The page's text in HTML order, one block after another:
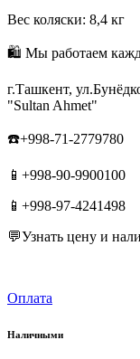
Вес коляски: 8,4 кг
🛍 Мы работаем
г.Ташкент,
"Sultan Ahmet"
☎️+998-71-2779780
📱+998-90-9900100
📱+998-97-4241498
💬Узнать цену и
Оплата
Наличными